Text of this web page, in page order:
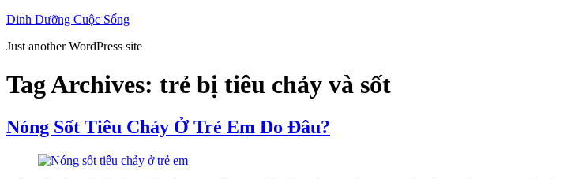
Skip
content
Dinh Dưỡng Cuộc Sống
Just another WordPress site
Tag Archives: trẻ bị tiêu chảy và sốt
Nóng Sốt Tiêu Chảy Ở Trẻ Em Do Đâu?